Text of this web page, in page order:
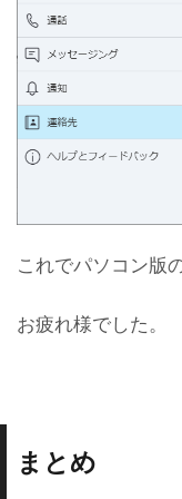
これでパソコン版
お疲れ様でした。
まとめ